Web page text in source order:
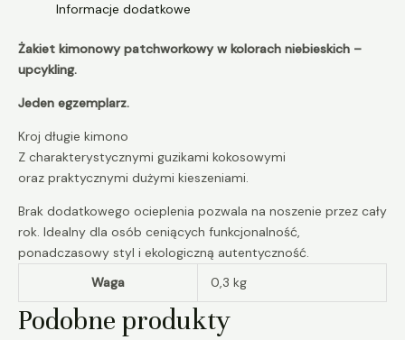
Informacje dodatkowe
Żakiet kimonowy patchworkowy w kolorach niebieskich –
upcykling.
Jeden egzemplarz.
Kroj długie kimono
Z charakterystycznymi guzikami kokosowymi
oraz praktycznymi dużymi kieszeniami.
Brak dodatkowego ocieplenia pozwala na noszenie przez cały
rok. Idealny dla osób ceniących funkcjonalność,
ponadczasowy styl i ekologiczną autentyczność.
Waga
0,3 kg
Podobne produkty